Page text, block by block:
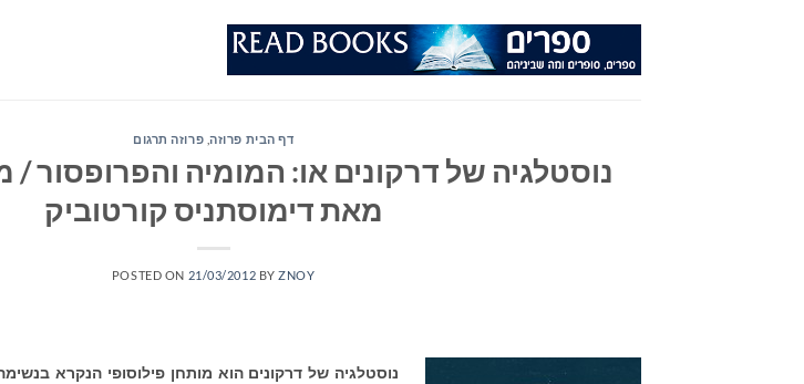
דף הבית פרוזה, פרוזה תרגום
נוסטלגיה של דרקונים או: המומיה והפרופסור /
מאת דימוסתניס קורטוביק
POSTED ON 21/03/2012 BYZNOY
נוסטלגיה של דרקונים הוא מותחן פילוסופי הנקרא